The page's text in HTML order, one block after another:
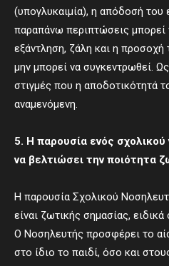
(υπογλυκαιμία), η απόδοσή του
παραπάνω περιπτώσεις μπορεί
εξάντληση, ζάλη και η προσοχή
μην μπορεί να συγκεντρωθεί.
στιγμές που η αποδοτικότητά
αναμενόμενη.
5. Η παρουσία ενός
να βελτιώσει την ποιότητα
Η παρουσία Σχολικού
είναι ζωτικής σημασίας,
Ο Νοσηλευτής προσφέρει το
στο ίδιο το παιδί, όσο και